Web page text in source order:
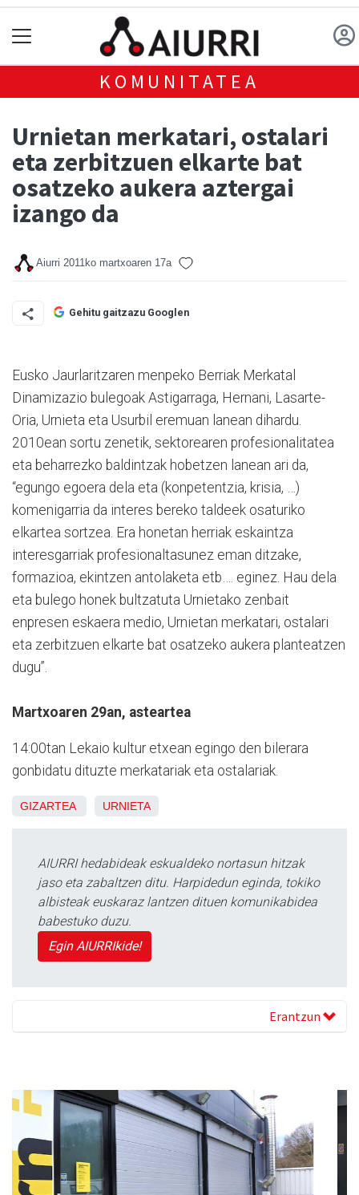
KOMUNITATEA
Urnietan merkatari, ostalari
eta zerbitzuen elkarte bat
osatzeko aukera aztergai
izango da
Aiurri 2011ko martxoaren 17a
Gehitu gaitzazu Googlen
Eusko Jaurlaritzaren menpeko Berriak Merkatal
Dinamizazio bulegoak Astigarraga, Hernani, Lasarte-
Oria, Urnieta eta Usurbil eremuan lanean dihardu.
2010ean sortu zenetik, sektorearen profesionalitatea
eta beharrezko baldintzak hobetzen lanean ari da,
“egungo egoera dela eta (konpetentzia, krisia, …)
komenigarria da interes bereko taldeek osaturiko
elkartea sortzea. Era honetan herriak eskaintza
interesgarriak profesionaltasunez eman ditzake,
formazioa, ekintzen antolaketa etb…. eginez. Hau dela
eta bulego honek bultzatuta Urnietako zenbait
enpresen eskaera medio, Urnietan merkatari, ostalari
eta zerbitzuen elkarte bat osatzeko aukera planteatzen
dugu”.
Martxoaren 29an, asteartea
14:00tan Lekaio kultur etxean egingo den bilerara
gonbidatu dituzte merkatariak eta ostalariak.
GIZARTEA URNIETA
AIURRI hedabideak eskualdeko nortasun hitzak
jaso eta zabaltzen ditu. Harpidedun eginda, tokiko
albisteak euskaraz lantzen dituen komunikabidea
babestuko duzu.
Egin AIURRIkide!
Erantzun